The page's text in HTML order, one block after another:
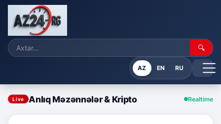
🔍
AZ EN RU
Live Anlıq Məzənnələr & Kripto Realtime